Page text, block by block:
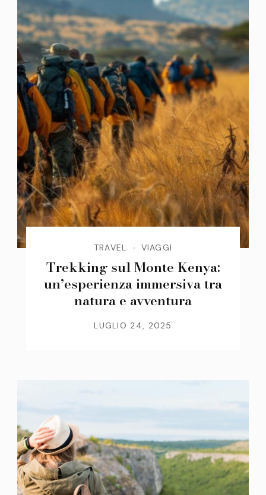
TRAVEL VIAGGI
Trekking sul Monte Kenya:
un’esperienza immersiva tra
natura e avventura
LUGLIO 24, 2025